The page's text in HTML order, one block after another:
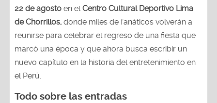
22 de agosto en elCentro Cultural Deportivo Lima
de Chorrillos, donde miles de fanáticos volverán a
reunirse para celebrar el regreso de una fiesta que
marcó una época y que ahora busca escribir un
nuevo capítulo en la historia del entretenimiento en
el Perú.
Todo sobre las entradas